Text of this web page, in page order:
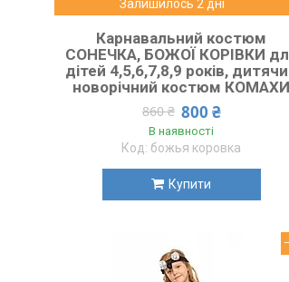
Залишилось 2 дні
Карнавальний костюм
СОНЕЧКА, БОЖОЇ КОРІВКИ
дітей 4,5,6,7,8,9 років,
новорічний костюм КОМАХИ
860 ₴ 800 ₴
В наявності
божья коровка
Купити